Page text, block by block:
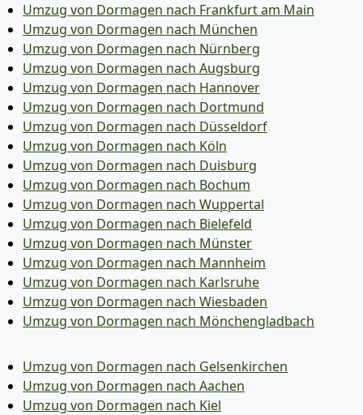
Umzug von Dormagen nach Frankfurt am Main
Umzug von Dormagen nach München
Umzug von Dormagen nach Nürnberg
Umzug von Dormagen nach Augsburg
Umzug von Dormagen nach Hannover
Umzug von Dormagen nach Dortmund
Umzug von Dormagen nach Düsseldorf
Umzug von Dormagen nach Köln
Umzug von Dormagen nach Duisburg
Umzug von Dormagen nach Bochum
Umzug von Dormagen nach Wuppertal
Umzug von Dormagen nach Bielefeld
Umzug von Dormagen nach Münster
Umzug von Dormagen nach Mannheim
Umzug von Dormagen nach Karlsruhe
Umzug von Dormagen nach Wiesbaden
Umzug von Dormagen nach Mönchen­gladbach
Umzug von Dormagen nach Gelsenkirchen
Umzug von Dormagen nach Aachen
Umzug von Dormagen nach Kiel